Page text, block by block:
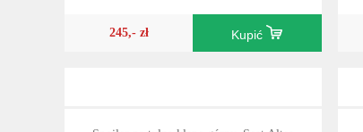
245,- zł Kupić